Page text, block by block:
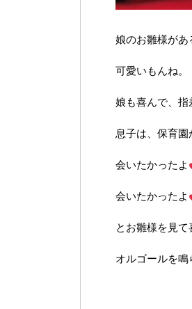
娘のお雛様があ
可愛いもんね。
娘も喜んで、指
息子は、保育園
会いたかったよ
会いたかったよ
とお雛様を見て
オルゴールを